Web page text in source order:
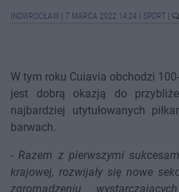
INOWROCŁAW 7 MARCA 2022 14:24 SPORT
W tym roku Cuiavia obchodzi
jest dobrą okazją do
najbardziej utytułowanych
barwach.
-Razem z pierwszymi
krajowej, rozwijały się nowe
zgromadzeniu